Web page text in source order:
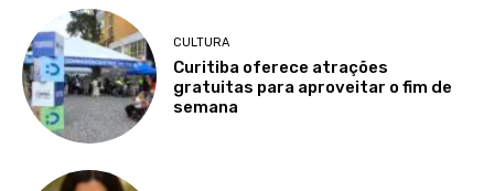
CULTURA
Curitiba oferece atrações
gratuitas para aproveitar o fim de
semana